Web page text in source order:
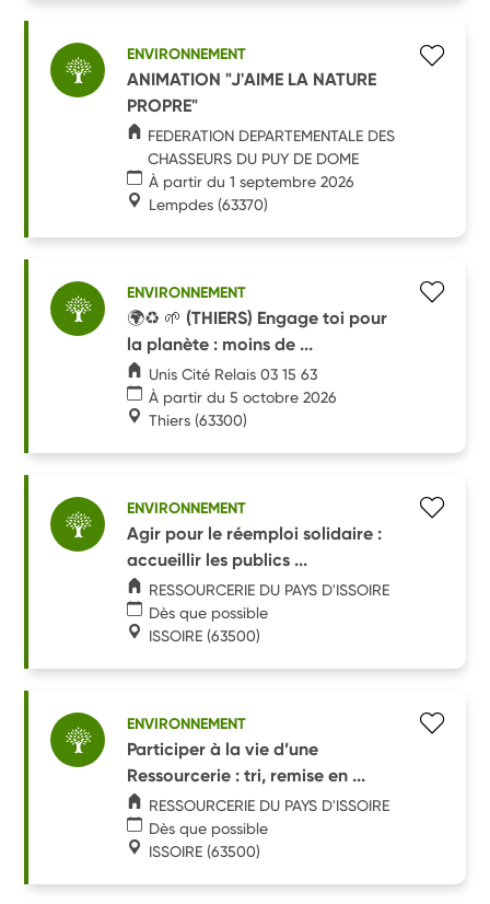
ENVIRONNEMENT
ANIMATION "J'AIME LA NATURE
PROPRE"
FEDERATION DEPARTEMENTALE DES
CHASSEURS DU PUY DE DOME
À partir du 1 septembre 2026
Lempdes (63370)
ENVIRONNEMENT
🌍♻️ 🌱 (THIERS) Engage toi pour
la planète : moins de ...
Unis Cité Relais 03 15 63
À partir du 5 octobre 2026
Thiers (63300)
ENVIRONNEMENT
Agir pour le réemploi solidaire :
accueillir les publics ...
RESSOURCERIE DU PAYS D'ISSOIRE
Dès que possible
ISSOIRE (63500)
ENVIRONNEMENT
Participer à la vie d’une
Ressourcerie : tri, remise en ...
RESSOURCERIE DU PAYS D'ISSOIRE
Dès que possible
ISSOIRE (63500)